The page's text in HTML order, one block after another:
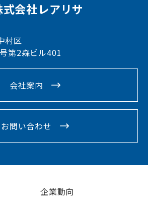
式会社レアリサ
村区
第2森ビル401
会社案内
お問い合わせ
企業動向